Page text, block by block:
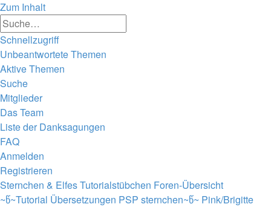
Zum Inhalt
Schnellzugriff
Unbeantwortete Themen
Aktive Themen
Suche
Mitglieder
Das Team
Liste der Danksagungen
FAQ
Anmelden
Registrieren
Sternchen & Elfes Tutorialstübchen Foren-Übersicht
~წ~Tutorial Übersetzungen PSP sternchen~წ~ Pink/Brigitte